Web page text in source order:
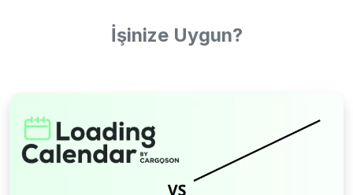
İşinize Uygun?